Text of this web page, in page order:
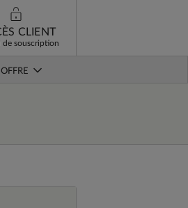
CLIENT
de souscription